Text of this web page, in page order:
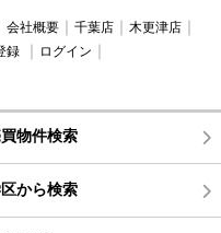
会社概要 千葉店
木更津店
録
ログイン
物件検索
から検索